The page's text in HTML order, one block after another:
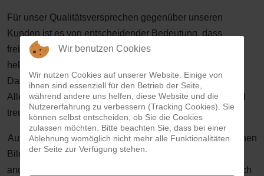
Für unser Qualitätsversprechen gegenüber unseren
Kunden ist es von entscheidender Bedeutung, dass
freigestellte Personen bzw. Objekte später sowohl vor
hellem, als auch vor dunklem Hintergrund gut aussehen.
Das verschafft uns nicht zuletzt auch ein besonderes
Alleinstellungs-Merkmal, für das wir viele langjährige und
treue Auftraggeber haben.
Aufnahmen von Personen oder Fotos mit anderen filigranen
Bildinhalten können Sie ganz normal und zusammen mit
anderen Files beauftragen. Wir wählen für Sie automatisch
Wir benutzen Cookies
Wir nutzen Cookies auf unserer Website. Einige von
ihnen sind essenziell für den Betrieb der Seite,
während andere uns helfen, diese Website und die
Nutzererfahrung zu verbessern (Tracking Cookies). Sie
können selbst entscheiden, ob Sie die Cookies
zulassen möchten. Bitte beachten Sie, dass bei einer
Ablehnung womöglich nicht mehr alle Funktionalitäten
der Seite zur Verfügung stehen.